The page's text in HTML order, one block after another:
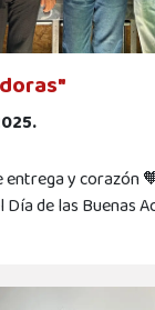
entrega y corazón
Día de las Buenas